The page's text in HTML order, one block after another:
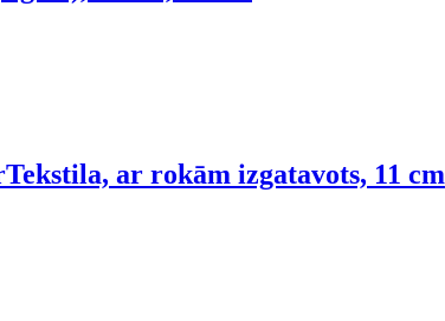
Tekstila, ar rokām izgatavots, 11 cm